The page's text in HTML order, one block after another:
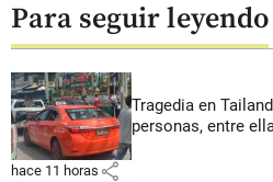
Para seguir leyendo
Tragedia en
personas, entre
hace 11 horas share